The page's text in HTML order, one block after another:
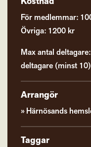
För medlemmar:
Övriga: 1200 kr
Max antal
deltagare (minst
Arrangör
Härnösands
Taggar